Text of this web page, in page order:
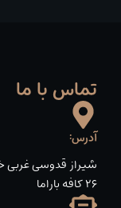
تماس با ما
آدرس:
شیراز قدوسی غربی
۲۶ کافه باراما